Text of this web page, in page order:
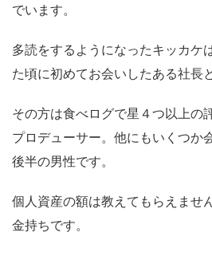
でいます。
多読をするようになったキッカケ
た頃に初めてお会いしたある社長
その方は食べログで星４つ以上の
プロデューサー。他にもいくつか
後半の男性です。
個人資産の額は教えてもらえませ
金持ちです。